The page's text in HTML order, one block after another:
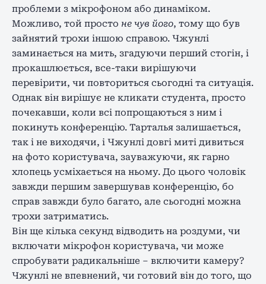
проблеми з мікрофоном або динаміком.
Можливо, той просто не чув його, тому що був
зайнятий трохи іншою справою. Чжунлі
заминається на мить, згадуючи перший стогін, і
прокашлюється, все-таки вирішуючи
перевірити, чи повториться сьогодні та ситуація.
Однак він вирішує не кликати студента, просто
почекавши, коли всі попрощаються з ним і
покинуть конференцію. Тарталья залишається,
так і не виходячи, і Чжунлі довгі миті дивиться
на фото користувача, зауважуючи, як гарно
хлопець усміхається на ньому. До цього чоловік
завжди першим завершував конференцію, бо
справ завжди було багато, але сьогодні можна
трохи затриматись.
Він ще кілька секунд відводить на роздуми, чи
включати мікрофон користувача, чи може
спробувати радикальніше – включити камеру?
Чжунлі не впевнений, чи готовий він до того, що